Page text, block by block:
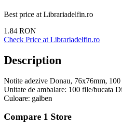
Best price at Librariadelfin.ro
1.84 RON
Check Price at Librariadelfin.ro
Description
Notite adezive Donau, 76x76mm,
Unitate de ambalare: 100 file/bucata
Culoare: galben
Compare 1 Store